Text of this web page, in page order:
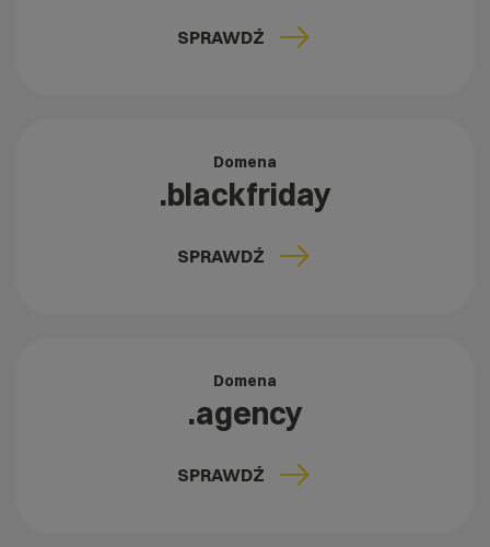
SPRAWDŹ
Domena
.blackfriday
SPRAWDŹ
Domena
.agency
SPRAWDŹ